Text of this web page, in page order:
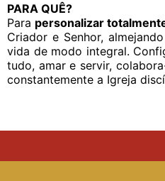
PARA QUÊ?
Para personalizar
Criador e Senhor,
vida de modo integral.
tudo, amar e servir,
constantemente a Igreja